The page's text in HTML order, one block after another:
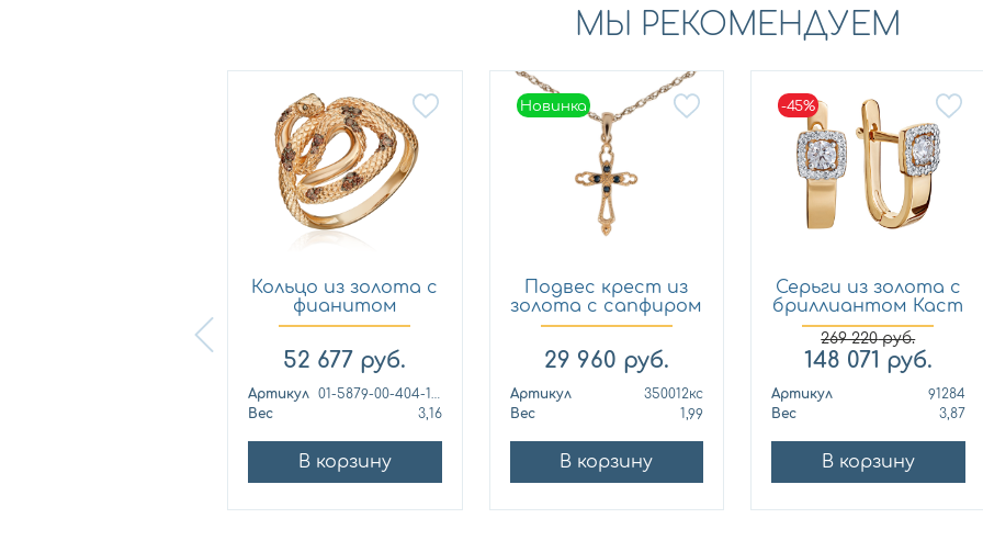
МЫ РЕКОМЕНДУЕМ
Кольцо из золота с
фианитом
Платина 0...
52 677 руб.
Артикул
01-5879-00-404-1110
Вес
3,16
В корзину
Новинка
Новинка
Подвес крест из
золота с сапфиром
Кло...
29 960 руб.
Артикул
350012кс
Вес
1,99
В корзину
-45%
Серьги из золота с
бриллиантом Каст
ю...
269 220руб.
148 071 руб.
Артикул
91284
Вес
3,87
В корзину